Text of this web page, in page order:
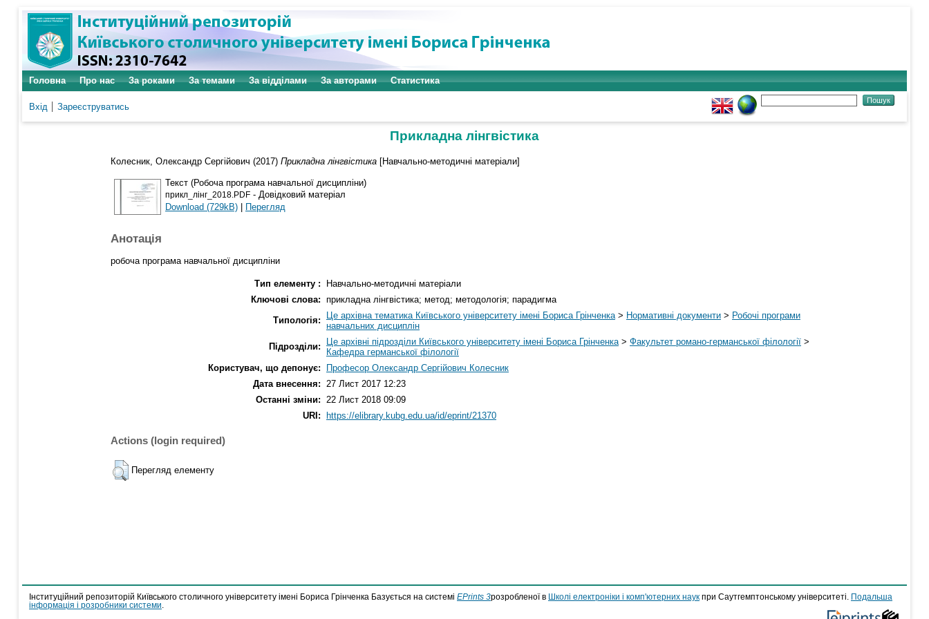
Головна Про нас За роками За темами За відділами За авторами Статистика
Вхід Зареєструватись
Прикладна лінгвістика
Колесник, Олександр Сергійович (2017) Прикладна лінгвістика [Навчально-методичні матеріали]
Текст (Робоча програма навчальної дисципліни)
прикл_лінг_2018.PDF - Довідковий матеріал
Download (729kB) | Перегляд
Анотація
робоча програма навчальної дисципліни
Тип елементу :
Навчально-методичні матеріали
Ключові слова: прикладна лінгвістика; метод; методологія; парадигма
Типологія:
Це архівна тематика Київського університету імені Бориса Грінченка > Нормативні документи > Робочі програми
навчальних дисциплін
Підрозділи:
Це архівні підрозділи Київського університету імені Бориса Грінченка > Факультет романо-германської філології >
Кафедра германської філології
Користувач, що депонує:
Професор Олександр Сергійович Колесник
Дата внесення:
27 Лист 2017 12:23
Останні зміни:
22 Лист 2018 09:09
URI:
https://elibrary.kubg.edu.ua/id/eprint/21370
Actions (login required)
Перегляд елементу
Інституційний репозиторій Київського столичного університету імені Бориса Грінченка Базується на системі EPrints 3розробленої в Школі електроніки і комп'ютерних наук при Саутгемптонському університеті.
Подальша
інформація і розробники системи